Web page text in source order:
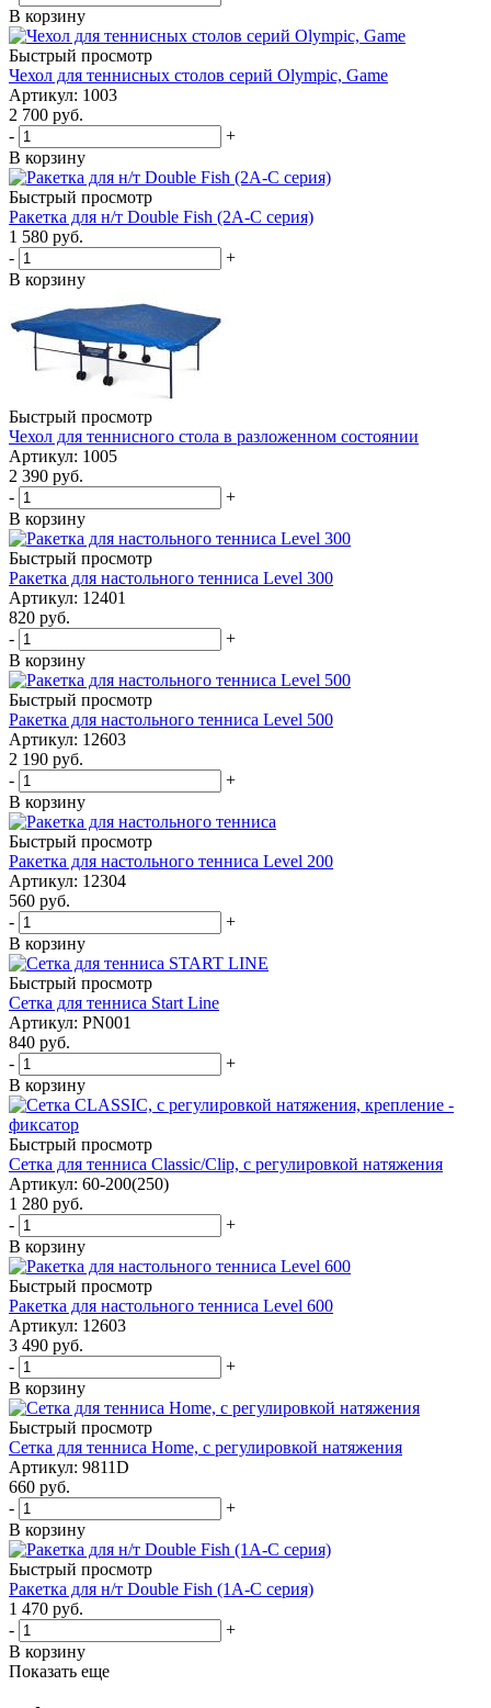
В корзину
Быстрый просмотр
Чехол для теннисных столов серий Olympic, Game
Артикул: 1003
2 700 руб.
-
+
В корзину
Быстрый просмотр
Ракетка для н/т Double Fish (2А-С серия)
1 580 руб.
-
+
В корзину
Быстрый просмотр
Чехол для теннисного стола в разложенном состоянии
Артикул: 1005
2 390 руб.
-
+
В корзину
Быстрый просмотр
Ракетка для настольного тенниса Level 300
Артикул: 12401
820 руб.
-
+
В корзину
Быстрый просмотр
Ракетка для настольного тенниса Level 500
Артикул: 12603
2 190 руб.
-
+
В корзину
Быстрый просмотр
Ракетка для настольного тенниса Level 200
Артикул: 12304
560 руб.
-
+
В корзину
Быстрый просмотр
Cетка для тенниса Start Line
Артикул: PN001
840 руб.
-
+
В корзину
Быстрый просмотр
Cетка для тенниса Classic/Clip, с регулировкой натяжения
Артикул: 60-200(250)
1 280 руб.
-
+
В корзину
Быстрый просмотр
Ракетка для настольного тенниса Level 600
Артикул: 12603
3 490 руб.
-
+
В корзину
Быстрый просмотр
Cетка для тенниса Home, с регулировкой натяжения
Артикул: 9811D
660 руб.
-
+
В корзину
Быстрый просмотр
Ракетка для н/т Double Fish (1А-С серия)
1 470 руб.
-
+
В корзину
Показать еще